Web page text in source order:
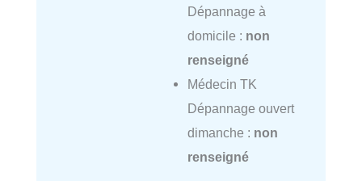
Dépannage à
domicile : non
renseigné
Médecin TK
Dépannage ouvert
dimanche : non
renseigné